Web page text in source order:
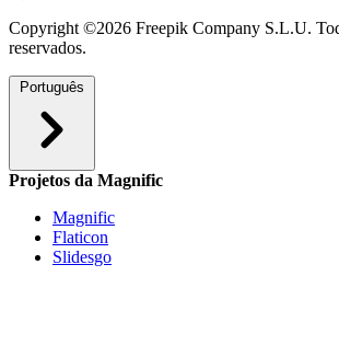
Copyright ©2026 Freepik Company S.L.U.
reservados.
Português
Projetos da Magnific
Magnific
Flaticon
Slidesgo